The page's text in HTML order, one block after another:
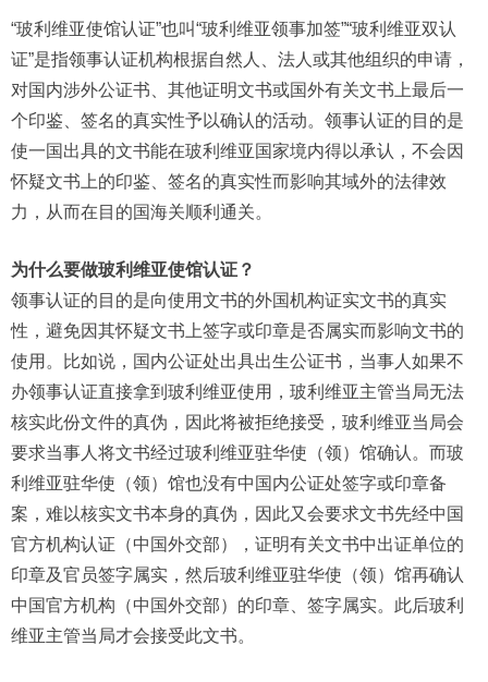
“玻利维亚使馆认证”也叫“玻利维亚领事加签”“玻利维亚双认
证”是指领事认证机构根据自然人、法人或其他组织的申请，
对国内涉外公证书、其他证明文书或国外有关文书上最后一
个印鉴、签名的真实性予以确认的活动。领事认证的目的是
使一国出具的文书能在玻利维亚国家境内得以承认，不会因
怀疑文书上的印鉴、签名的真实性而影响其域外的法律效
力，从而在目的国海关顺利通关。
为什么要做玻利维亚使馆认证？
领事认证的目的是向使用文书的外国机构证实文书的真实
性，避免因其怀疑文书上签字或印章是否属实而影响文书的
使用。比如说，国内公证处出具出生公证书，当事人如果不
办领事认证直接拿到玻利维亚使用，玻利维亚主管当局无法
核实此份文件的真伪，因此将被拒绝接受，玻利维亚当局会
要求当事人将文书经过玻利维亚驻华使（领）馆确认。而玻
利维亚驻华使（领）馆也没有中国内公证处签字或印章备
案，难以核实文书本身的真伪，因此又会要求文书先经中国
官方机构认证（中国外交部），证明有关文书中出证单位的
印章及官员签字属实，然后玻利维亚驻华使（领）馆再确认
中国官方机构（中国外交部）的印章、签字属实。此后玻利
维亚主管当局才会接受此文书。